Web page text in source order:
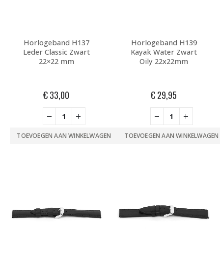
Horlogeband H137
Leder Classic Zwart
22×22 mm
€33,00
TOEVOEGEN AAN WINKELWAGEN
Horlogeband H139
Kayak Water Zwart
Oily 22x22mm
€29,95
TOEVOEGEN AAN WINKELWAGEN